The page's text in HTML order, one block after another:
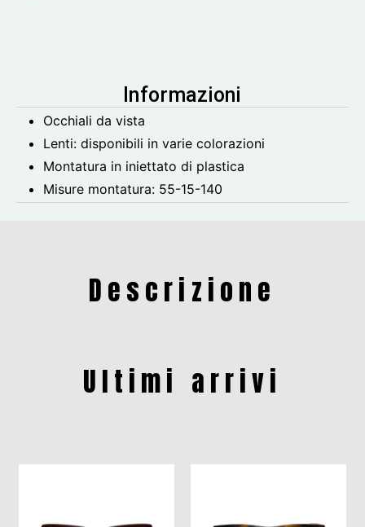
Informazioni
Occhiali da vista
Lenti: disponibili in varie colorazioni
Montatura in iniettato di plastica
Misure montatura: 55-15-140
Descrizione
Ultimi arrivi